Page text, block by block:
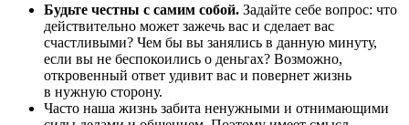
Будьте честны с самим собой. Задайте себе вопрос: что
действительно может зажечь вас и сделает вас
счастливыми? Чем бы вы занялись в данную минуту,
если вы не беспокоились о деньгах? Возможно,
откровенный ответ удивит вас и повернет жизнь
в нужную сторону.
Часто наша жизнь забита ненужными и отнимающими